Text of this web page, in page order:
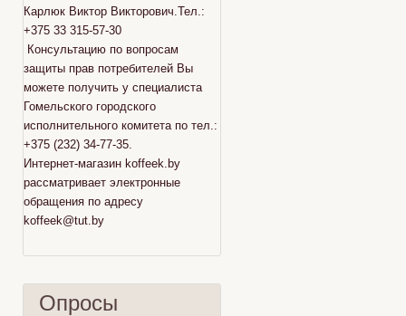
Карлюк Виктор Викторович.Тел.:
+375 33 315-57-30
Консультацию по вопросам
защиты прав потребителей Вы
можете получить у специалиста
Гомельского городского
исполнительного комитета по тел.:
+375 (232) 34-77-35.
Интернет-магазин koffeek.by
рассматривает электронные
обращения по адресу
koffeek@tut.by
Опросы